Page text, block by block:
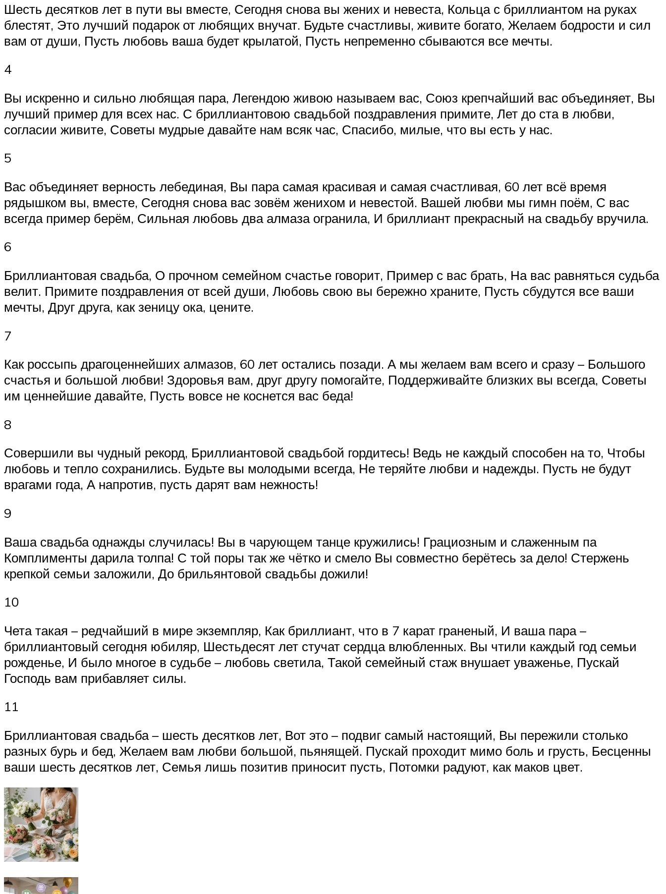
Шесть десятков лет в пути вы вместе, Сегодня снова вы жених и невеста, Кольца с бриллиантом на руках
блестят, Это лучший подарок от любящих внучат. Будьте счастливы, живите богато, Желаем бодрости и сил
вам от души, Пусть любовь ваша будет крылатой, Пусть непременно сбываются все мечты.
4
Вы искренно и сильно любящая пара, Легендою живою называем вас, Союз крепчайший вас объединяет, Вы
лучший пример для всех нас. С бриллиантовою свадьбой поздравления примите, Лет до ста в любви,
согласии живите, Советы мудрые давайте нам всяк час, Спасибо, милые, что вы есть у нас.
5
Вас объединяет верность лебединая, Вы пара самая красивая и самая счастливая, 60 лет всё время
рядышком вы, вместе, Сегодня снова вас зовём женихом и невестой. Вашей любви мы гимн поём, С вас
всегда пример берём, Сильная любовь два алмаза огранила, И бриллиант прекрасный на свадьбу вручила.
6
Бриллиантовая свадьба, О прочном семейном счастье говорит, Пример с вас брать, На вас равняться судьба
велит. Примите поздравления от всей души, Любовь свою вы бережно храните, Пусть сбудутся все ваши
мечты, Друг друга, как зеницу ока, цените.
7
Как россыпь драгоценнейших алмазов, 60 лет остались позади. А мы желаем вам всего и сразу – Большого
счастья и большой любви! Здоровья вам, друг другу помогайте, Поддерживайте близких вы всегда, Советы
им ценнейшие давайте, Пусть вовсе не коснется вас беда!
8
Совершили вы чудный рекорд, Бриллиантовой свадьбой гордитесь! Ведь не каждый способен на то, Чтобы
любовь и тепло сохранились. Будьте вы молодыми всегда, Не теряйте любви и надежды. Пусть не будут
врагами года, А напротив, пусть дарят вам нежность!
9
Ваша свадьба однажды случилась! Вы в чарующем танце кружились! Грациозным и слаженным па
Комплименты дарила толпа! С той поры так же чётко и смело Вы совместно берётесь за дело! Стержень
крепкой семьи заложили, До брильянтовой свадьбы дожили!
10
Чета такая – редчайший в мире экземпляр, Как бриллиант, что в 7 карат граненый, И ваша пара –
бриллиантовый сегодня юбиляр, Шестьдесят лет стучат сердца влюбленных. Вы чтили каждый год семьи
рожденье, И было многое в судьбе – любовь светила, Такой семейный стаж внушает уваженье, Пускай
Господь вам прибавляет силы.
11
Бриллиантовая свадьба – шесть десятков лет, Вот это – подвиг самый настоящий, Вы пережили столько
разных бурь и бед, Желаем вам любви большой, пьянящей. Пускай проходит мимо боль и грусть, Бесценны
ваши шесть десятков лет, Семья лишь позитив приносит пусть, Потомки радуют, как маков цвет.